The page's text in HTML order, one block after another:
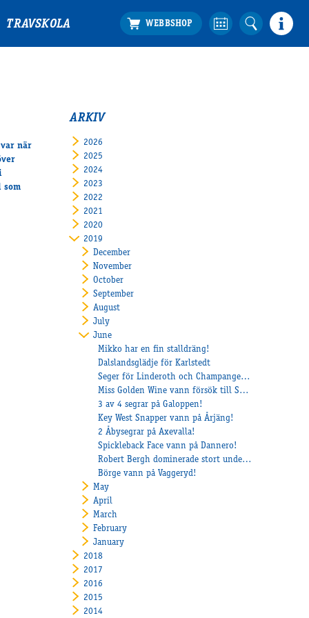
TRAVSKOLA
när
som
ARKIV
2026
2025
2024
2023
2022
2021
2020
2019
December
November
October
September
August
July
June
Mikko har en fin stalldräng!
Dalslandsglädje för Karlstedt
Seger för Linderoth och Champangen på Kalmar!
Miss Golden Wine vann försök till Stosprinten!
3 av 4 segrar på Galoppen!
Key West Snapper vann på Årjäng!
2 Åbysegrar på Axevalla!
Spickleback Face vann på Dannero!
Robert Bergh dominerade stort under Skelleftetravets midnattstrav och ordnade fyra vinster!
Börge vann på Vaggeryd!
May
April
March
February
January
2018
2017
2016
2015
2014